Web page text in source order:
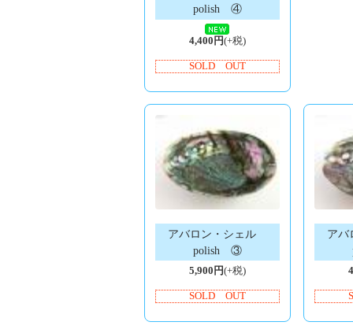
polish ④
4,400円(+税)
SOLD OUT
アバロン・シェル
polish ③
5,900円(+税)
SOLD OUT
ア